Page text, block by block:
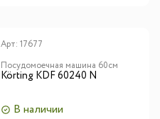
Арт: 17677
Посудомоечная машина 60см
Körting KDF 60240 N
В наличии